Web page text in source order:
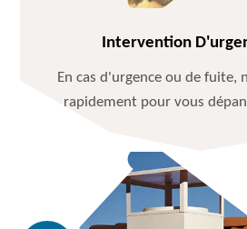
Intervention
En cas d'urgence ou de fuite,
rapidement pour vous